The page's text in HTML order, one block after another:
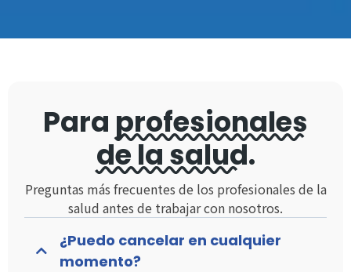
Para profesionales
de la salud.
Preguntas más frecuentes de los profesionales de la
salud antes de trabajar con nosotros.
¿Puedo cancelar en cualquier
momento?